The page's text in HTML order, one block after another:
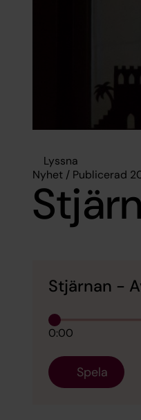
Lyssna
Nyhet / Publicerad
Stjärnan -
0:00
Spela